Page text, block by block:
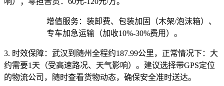
增值服务：装卸费、包装加固（木架/泡沫箱）、
专车加急运输（加收10%-30%费用）。
3. 时效保障： 武汉到随州全程约187.99公里，正常情况下：大
约需要1天（受高速路况、天气影响）。建议选择带GPS定位
的物流公司，随时查看货物动态，确保安全准时送达。